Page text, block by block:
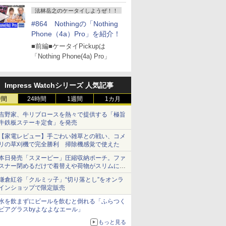
法林岳之のケータイしようぜ！！
#864 Nothingの「Nothing
Phone（4a）Pro」を紹介！
■前編■ケータイPickupは
「Nothing Phone(4a) Pro」
Impress Watchシリーズ 人気記事
24時間 1週間 1カ月
野家、牛リブロースを熱々で提供する「極旨
鉄板ステーキ定食」を発売
家電レビュー】手ごわい雑草との戦い、コメ
の草刈機で完全勝利 掃除機感覚で使えた
日発売「スヌーピー」圧縮収納ポーチ。ファ
ナー閉めるだけで着替えや荷物がスリムにま
まる
倉紅谷「クルミッ子」“切り落とし”をオンラ
ンショップで限定販売
を飲まずにビールを飲むと倒れる「ふらつく
アグラスbyよなよなエール」
もっと見る